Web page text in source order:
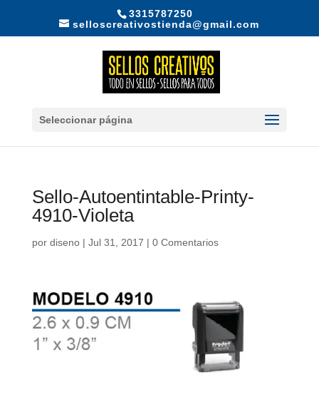
3315787250
selloscreativostienda@gmail.com
Seleccionar página
Sello-Autoentintable-Printy-
4910-Violeta
por diseno| Jul 31, 2017 | 0 Comentarios